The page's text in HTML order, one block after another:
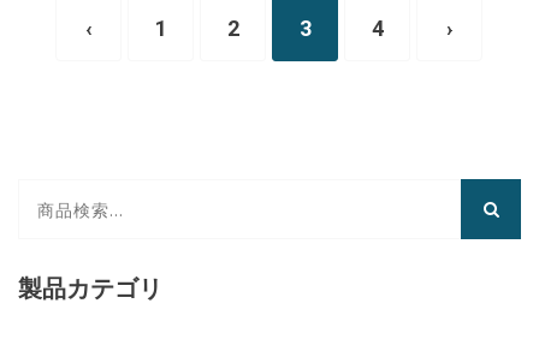
‹ 1 2 3 4 ›
製品カテゴリ